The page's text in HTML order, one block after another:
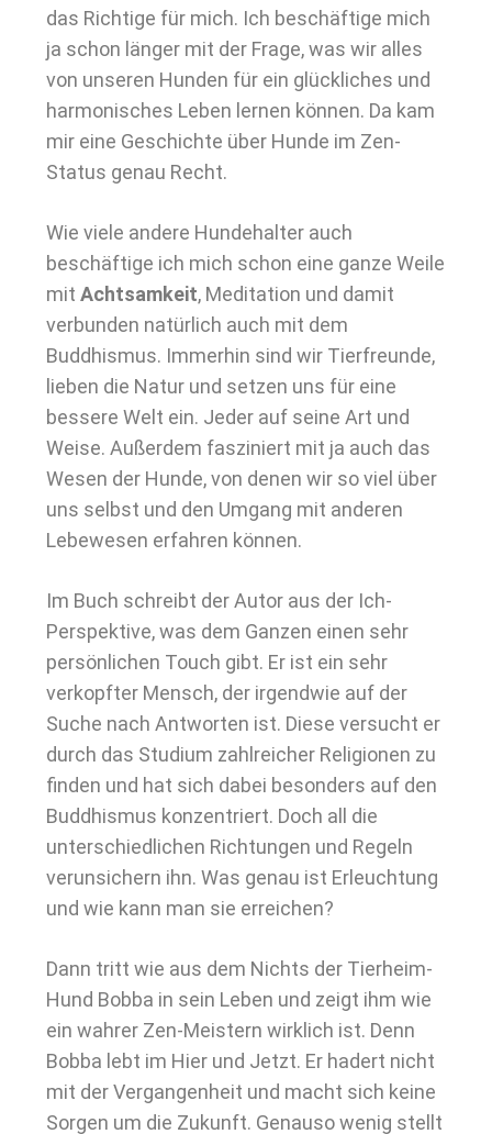
das Richtige für mich. Ich beschäftige mich
ja schon länger mit der Frage, was wir alles
von unseren Hunden für ein glückliches und
harmonisches Leben lernen können. Da kam
mir eine Geschichte über Hunde im Zen-
Status genau Recht.
Wie viele andere Hundehalter auch
beschäftige ich mich schon eine ganze Weile
mit Achtsamkeit, Meditation und damit
verbunden natürlich auch mit dem
Buddhismus. Immerhin sind wir Tierfreunde,
lieben die Natur und setzen uns für eine
bessere Welt ein. Jeder auf seine Art und
Weise. Außerdem fasziniert mit ja auch das
Wesen der Hunde, von denen wir so viel über
uns selbst und den Umgang mit anderen
Lebewesen erfahren können.
Im Buch schreibt der Autor aus der Ich-
Perspektive, was dem Ganzen einen sehr
persönlichen Touch gibt. Er ist ein sehr
verkopfter Mensch, der irgendwie auf der
Suche nach Antworten ist. Diese versucht er
durch das Studium zahlreicher Religionen zu
finden und hat sich dabei besonders auf den
Buddhismus konzentriert. Doch all die
unterschiedlichen Richtungen und Regeln
verunsichern ihn. Was genau ist Erleuchtung
und wie kann man sie erreichen?
Dann tritt wie aus dem Nichts der Tierheim-
Hund Bobba in sein Leben und zeigt ihm wie
ein wahrer Zen-Meistern wirklich ist. Denn
Bobba lebt im Hier und Jetzt. Er hadert nicht
mit der Vergangenheit und macht sich keine
Sorgen um die Zukunft. Genauso wenig stellt